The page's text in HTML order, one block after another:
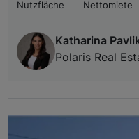
Nutzfläche
Nettomiete
Katharina
Polaris Real